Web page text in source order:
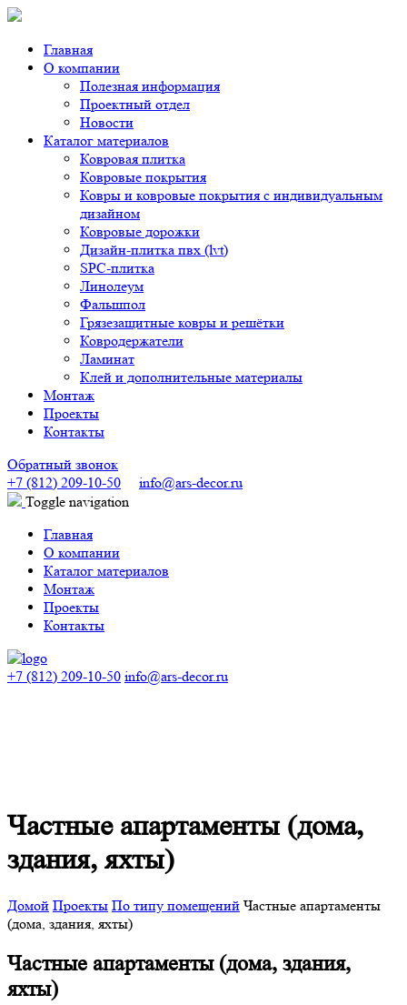
Главная
О компании
Полезная информация
Проектный отдел
Новости
Каталог материалов
Ковровая плитка
Ковровые покрытия
Ковры и ковровые покрытия с индивидуальным
дизайном
Ковровые дорожки
Дизайн-плитка пвх (lvt)
SPC-плитка
Линолеум
Фальшпол
Грязезащитные ковры и решётки
Ковродержатели
Ламинат
Клей и дополнительные материалы
Монтаж
Проекты
Контакты
Обратный звонок
+7 (812) 209-10-50
info@ars-decor.ru
Toggle navigation
Главная
О компании
Каталог материалов
Монтаж
Проекты
Контакты
+7 (812) 209-10-50 info@ars-decor.ru
Частные апартаменты (дома,
здания, яхты)
Домой Проекты По типу помещений Частные апартаменты
(дома, здания, яхты)
Частные апартаменты (дома, здания,
яхты)